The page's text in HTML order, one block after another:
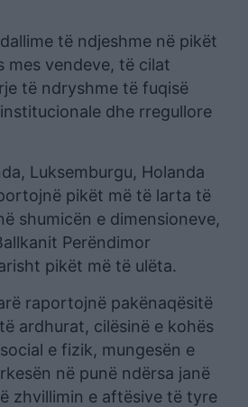
të ndjeshme në pikët
mes vendeve, të cilat
të ndryshme të fuqisë
dhe rregullore
Luksemburgu, Holanda
pikët më të larta të
shumicën e dimensioneve,
Perëndimor
pikët më të ulëta.
raportojnë pakënaqësitë
ardhurat, cilësinë e kohës
e fizik, mungesën e
në punë ndërsa janë
zhvillimin e aftësive të tyre